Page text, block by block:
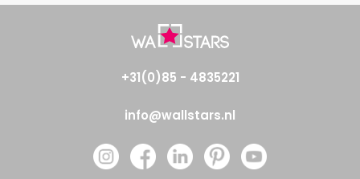
+31(0)85 - 4835221
info@wallstars.nl